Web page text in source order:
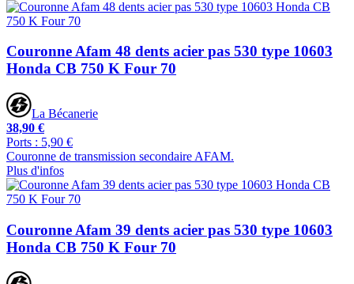
Couronne Afam 48 dents acier pas 530 type 10603
Honda CB 750 K Four 70
La Bécanerie
38,90 €
Ports : 5,90 €
Couronne de transmission secondaire AFAM.
Plus d'infos
Couronne Afam 39 dents acier pas 530 type 10603
Honda CB 750 K Four 70